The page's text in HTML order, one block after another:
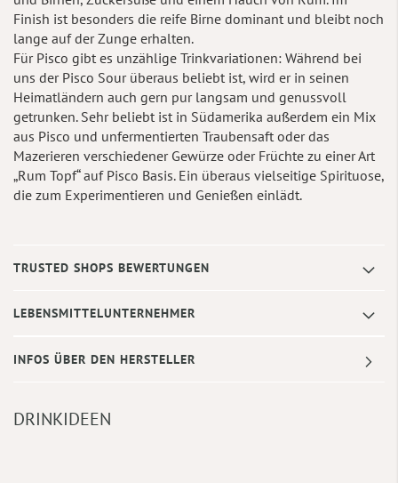
Finish ist besonders die reife Birne dominant und bleibt noch
lange auf der Zunge erhalten.
Für Pisco gibt es unzählige Trinkvariationen: Während bei
uns der Pisco Sour überaus beliebt ist, wird er in seinen
Heimatländern auch gern pur langsam und genussvoll
getrunken. Sehr beliebt ist in Südamerika außerdem ein Mix
aus Pisco und unfermentierten Traubensaft oder das
Mazerieren verschiedener Gewürze oder Früchte zu einer Art
„Rum Topf“ auf Pisco Basis. Ein überaus vielseitige Spirituose,
die zum Experimentieren und Genießen einlädt.
TRUSTED SHOPS BEWERTUNGEN
LEBENSMITTELUNTERNEHMER
INFOS ÜBER DEN HERSTELLER
DRINKIDEEN